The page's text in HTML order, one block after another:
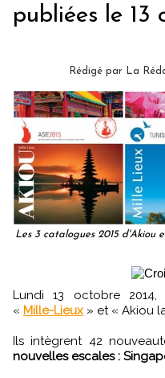
publiées le 13
Rédigé par La
Les 3 catalogues 2015 d'Akiou
Lundi 13 octobre
« Mille-Lieux » et « Akiou
Ils intègrent 42
nouvelles escales :